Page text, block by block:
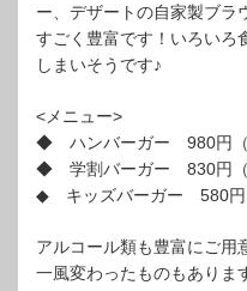
ー、デザートの自家製ブラ
すごく豊富です！いろいろ
しまいそうです♪
<メニュー>
◆ ハンバーガー 980円（
◆ 学割バーガー 830円（
◆ キッズバーガー 580円
アルコール類も豊富にご用
一風変わったものもありま